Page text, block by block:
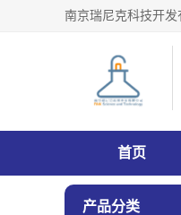
首页
产品分类